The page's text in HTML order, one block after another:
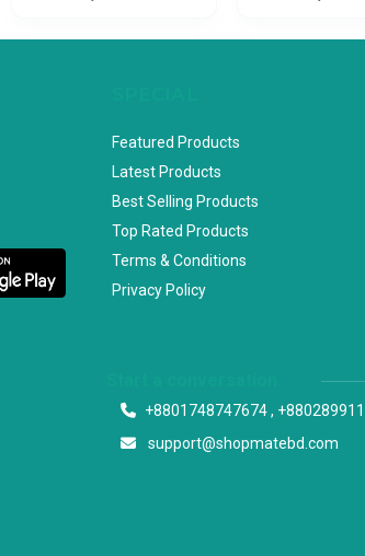
Featured Products
Latest Products
Best Selling Products
Top Rated Products
Terms & Conditions
Privacy Policy
+8801748747674 ,
support@shopmatebd.com